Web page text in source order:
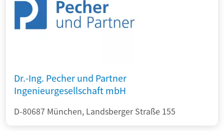
Dr.-Ing. Pecher und Partner
Ingenieurgesellschaft mbH
D-80687 München, Landsberger Straße 155